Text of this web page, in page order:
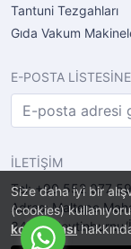
Size daha iyi bir
(cookies)
korunması
Tantuni Tezgahları
Gıda Vakum
E-POSTA
İLETİŞİM
Tel: +90 552 077
Adres: Maltepe
34010